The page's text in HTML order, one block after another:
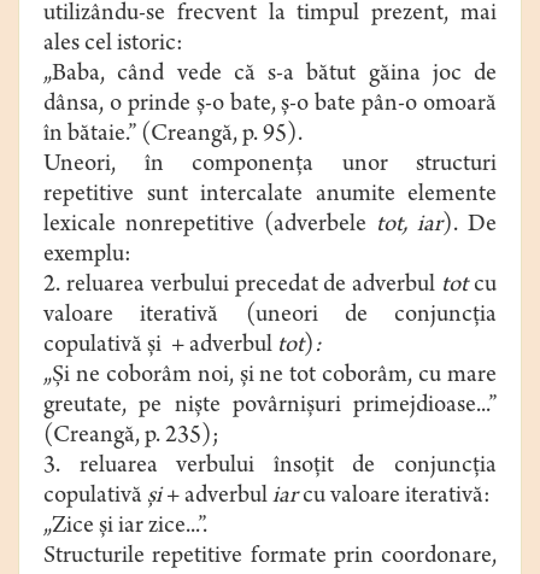
utilizându-se frecvent la timpul prezent, mai
ales cel istoric:
„Baba, când vede că s-a bătut găina joc de
dânsa, o prinde ş-o bate, ş-o bate pân-o omoară
în bătaie.” (Creangă, p. 95).
Uneori, în componenţa unor structuri
repetitive sunt intercalate anumite elemente
lexicale nonrepetitive (adverbele tot, iar). De
exemplu:
2. reluarea verbului precedat de adverbul totcu
valoare iterativă (uneori de conjuncţia
copulativă şi + adverbul tot):
„Şi ne coborâm noi, şi ne tot coborâm, cu mare
greutate, pe nişte povârnişuri primejdioase...”
(Creangă, p. 235);
3. reluarea verbului însoţit de conjuncţia
copulativă şi+ adverbuliarcu valoare iterativă:
„Zice şi iar zice...”.
Structurile repetitive formate prin coordonare,